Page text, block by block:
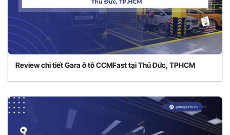
Review chi tiết Gara ô tô CCMFast tại Thủ Đức, TPHCM